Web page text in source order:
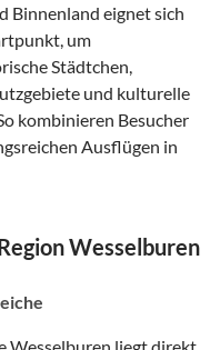
Binnenland eignet sich
um
Städtchen,
und kulturelle
kombinieren Besucher
Ausflügen in
Wesselburen